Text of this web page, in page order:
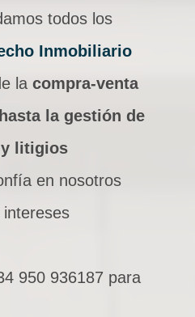
todos los
Inmobiliario
lacompra-venta
la gestión de
litigios
en nosotros
950 936187 para